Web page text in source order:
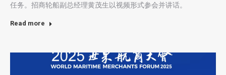
任务。招商轮船副总经理黄茂生以视频形式参会并讲话。
Read more